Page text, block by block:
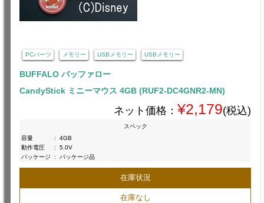
PCパーツ メモリー USBメモリー USBメモリー
BUFFALO バッファロー
CandyStick ミニーマウス 4GB (RUF2-DC4GNR2-MN)
ネット価格： ¥2,179(税込)
スペック
容量
:
4GB
動作電圧
:
5.0V
パッケージ
: パッケージ品
在庫状況
在庫なし